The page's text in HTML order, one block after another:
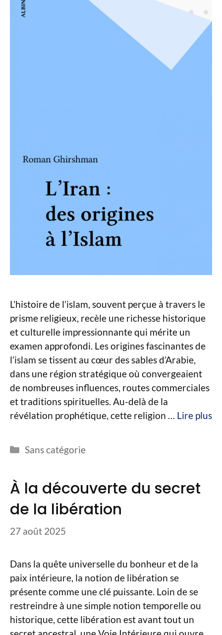
L’histoire de l’islam, souvent perçue à travers le
prisme religieux, recèle une richesse historique
et culturelle impressionnante qui mérite un
examen approfondi. Les origines fascinantes de
l’islam se tissent au cœur des sables d’Arabie,
dans une région stratégique où convergeaient
de nombreuses influences, routes commerciales
et traditions spirituelles. Au-delà de la
révélation prophétique, cette religion … Lire plus
Catégories
Sans catégorie
À la découverte du secret
de la libération
27 août 2025
Dans la quête universelle du bonheur et de la
paix intérieure, la notion de libération se
présente comme une clé puissante. Loin de se
restreindre à une simple notion temporelle ou
historique, cette libération est avant tout un